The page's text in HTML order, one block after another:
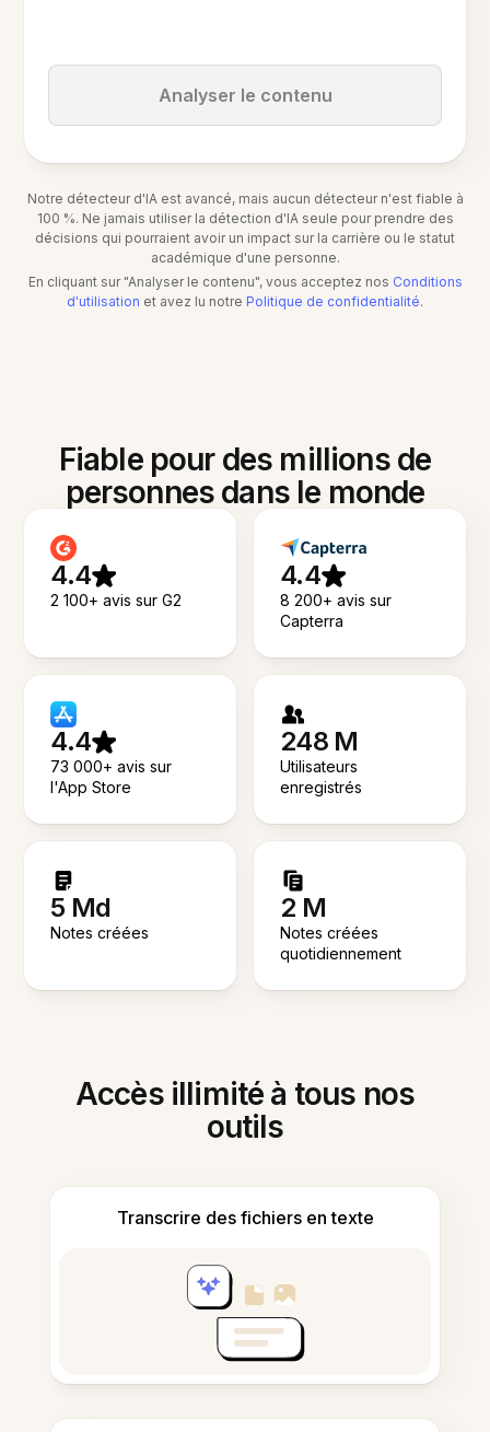
Analyser le contenu
Notre détecteur d'IA est avancé, mais aucun détecteur n'est fiable à
100 %. Ne jamais utiliser la détection d'IA seule pour prendre des
décisions qui pourraient avoir un impact sur la carrière ou le statut
académique d'une personne.
En cliquant sur "Analyser le contenu", vous acceptez nos Conditions
d'utilisation et avez lu notre Politique de confidentialité.
Fiable pour des millions de
personnes dans le monde
4.4
2 100+ avis sur G2
4.4
8 200+ avis sur
Capterra
4.4
73 000+ avis sur
l'App Store
248 M
Utilisateurs
enregistrés
5 Md
Notes créées
2 M
Notes créées
quotidiennement
Accès illimité à tous nos
outils
Transcrire des fichiers en texte